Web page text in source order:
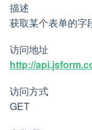
描述
获取某个表单的字
访问地址
http://
访问方式
GET